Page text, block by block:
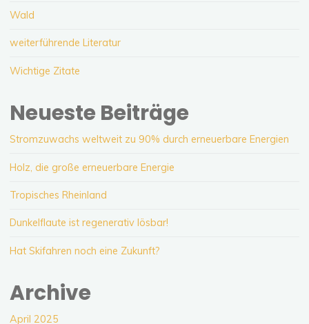
Wald
weiterführende Literatur
Wichtige Zitate
Neueste Beiträge
Stromzuwachs weltweit zu 90% durch erneuerbare Energien
Holz, die große erneuerbare Energie
Tropisches Rheinland
Dunkelflaute ist regenerativ lösbar!
Hat Skifahren noch eine Zukunft?
Archive
April 2025